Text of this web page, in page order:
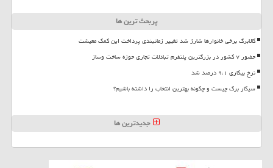
پربحث ترین ها
کالابرگ برخی خانوارها شارژ شد تغییر زمانبندی پرداخت این کمک معیشت
حضور ۷ کشور در بزرگترین پلتفرم تبادلات تجاری حوزه ساخت وساز
نرخ بیکاری ۹،۱ درصد شد
سیگار برگ چیست و چگونه بهترین انتخاب را داشته باشیم؟
جدیدترین ها